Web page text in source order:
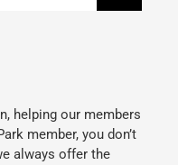
helping our members
member, you don’t
always offer the